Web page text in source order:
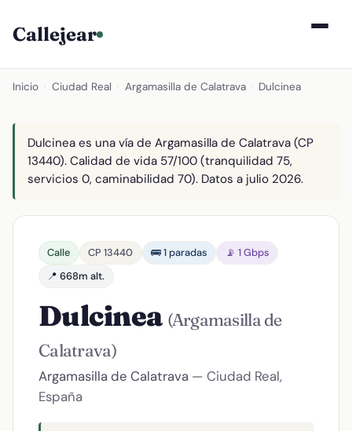
Callejear
Inicio Ciudad Real Argamasilla de Calatrava Dulcinea
Dulcinea es una vía de Argamasilla de Calatrava (CP
13440). Calidad de vida 57/100 (tranquilidad 75,
servicios 0, caminabilidad 70). Datos a julio 2026.
Calle CP 13440 🚌 1 paradas
📡 1 Gbps
📍 668m alt.
Dulcinea (Argamasilla de
Calatrava)
Argamasilla de Calatrava — Ciudad Real,
España